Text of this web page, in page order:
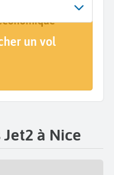
un vol
à Nice